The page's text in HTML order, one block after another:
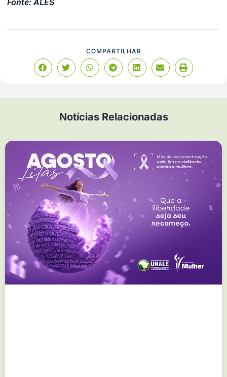
Fonte: ALES
COMPARTILHAR
Notícias Relacionadas